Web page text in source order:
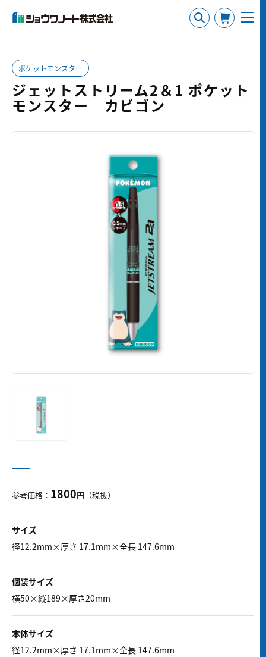
ポケットモンスター
ジェットストリーム2＆1 ポケット
モンスター カビゴン
参考価格： 1800円（税抜）
サイズ
径12.2mm×厚さ 17.1mm×全長 147.6mm
個装サイズ
横50×縦189×厚さ20mm
本体サイズ
径12.2mm×厚さ 17.1mm×全長 147.6mm